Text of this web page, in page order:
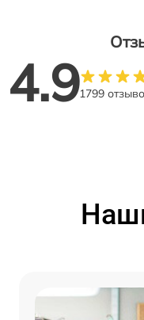
4.91799